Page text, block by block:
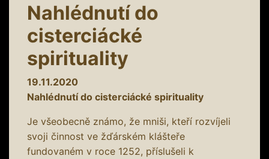
Nahlédnutí do
cisterciácké
spirituality
19.11.2020
Nahlédnutí do cisterciácké spirituality
Je všeobecně známo, že mniši, kteří rozvíjeli
svoji činnost ve žďárském klášteře
fundovaném v roce 1252, příslušeli k